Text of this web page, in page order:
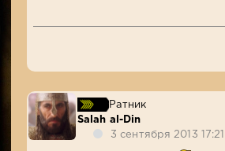
Ратник
Salah al-Din
3 сентября 2013 17:21